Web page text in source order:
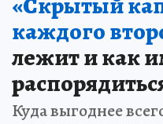
каждого
лежит и как
Куда выгоднее